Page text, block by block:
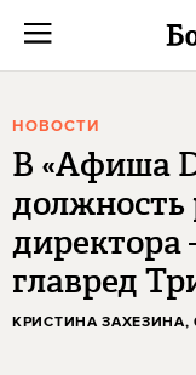
НОВОСТИ
В «Афиша
должность
директора
главред
КРИСТИНА ЗАХЕЗИНА,